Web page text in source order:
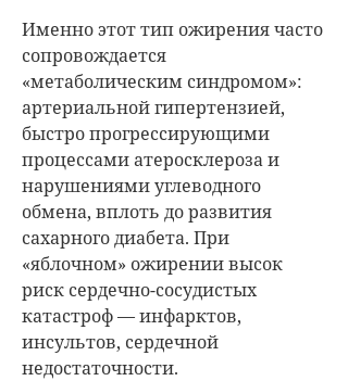
Именно этот тип ожирения часто
сопровождается
«метаболическим синдромом»:
артериальной гипертензией,
быстро прогрессирующими
процессами атеросклероза и
нарушениями углеводного
обмена, вплоть до развития
сахарного диабета. При
«яблочном» ожирении высок
риск сердечно-сосудистых
катастроф — инфарктов,
инсультов, сердечной
недостаточности.